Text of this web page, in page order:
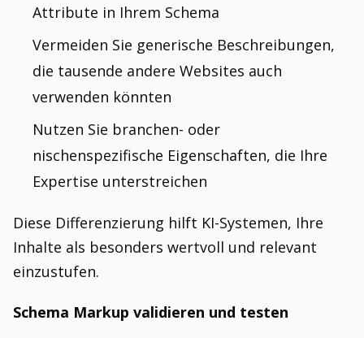
Attribute in Ihrem Schema
Vermeiden Sie generische Beschreibungen,
die tausende andere Websites auch
verwenden könnten
Nutzen Sie branchen- oder
nischenspezifische Eigenschaften, die Ihre
Expertise unterstreichen
Diese Differenzierung hilft KI-Systemen, Ihre
Inhalte als besonders wertvoll und relevant
einzustufen.
Schema Markup validieren und testen